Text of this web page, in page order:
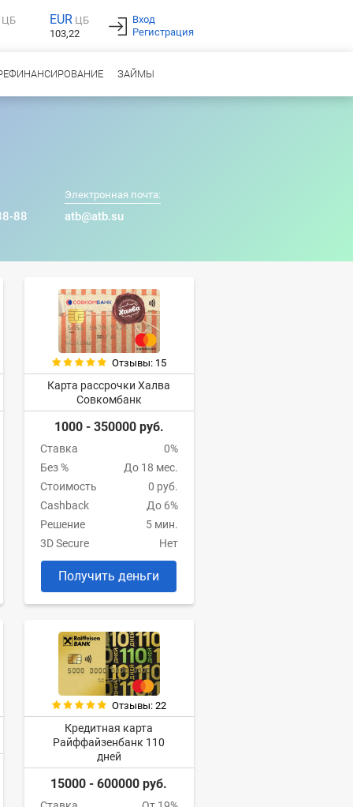
ЦБ EUR ЦБ
103,22
Вход
Регистрация
ЗАЙМЫ
88
Электронная почта:
atb@atb.su
Отзывы: 15
Карта рассрочки Халва
Совкомбанк
1000 - 350000 руб.
Ставка
0%
Без %
До 18 мес.
Стоимость
0 руб.
Cashback
До 6%
Решение
5 мин.
3D Secure
Нет
Получить деньги
Отзывы: 22
Кредитная карта
Райффайзенбанк 110
дней
15000 - 600000 руб.